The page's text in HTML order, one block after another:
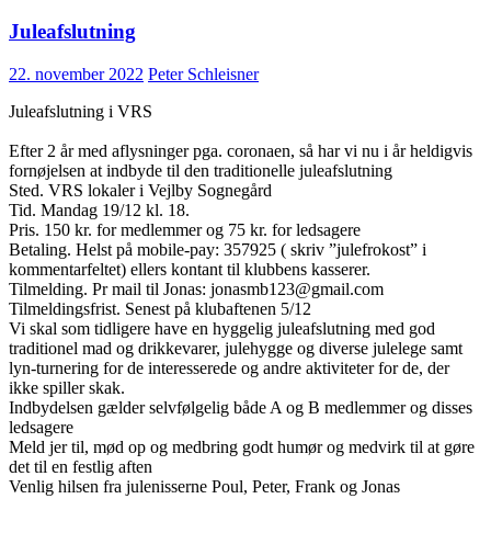
Juleafslutning
22. november 2022 Peter Schleisner
Juleafslutning i VRS
Efter 2 år med aflysninger pga. coronaen, så har vi nu i år heldigvis
fornøjelsen at indbyde til den traditionelle juleafslutning
Sted. VRS lokaler i Vejlby Sognegård
Tid. Mandag 19/12 kl. 18.
Pris. 150 kr. for medlemmer og 75 kr. for ledsagere
Betaling. Helst på mobile-pay: 357925 ( skriv ”julefrokost” i
kommentarfeltet) ellers kontant til klubbens kasserer.
Tilmelding. Pr mail til Jonas: jonasmb123@gmail.com
Tilmeldingsfrist. Senest på klubaftenen 5/12
Vi skal som tidligere have en hyggelig juleafslutning med god
traditionel mad og drikkevarer, julehygge og diverse julelege samt
lyn-turnering for de interesserede og andre aktiviteter for de, der
ikke spiller skak.
Indbydelsen gælder selvfølgelig både A og B medlemmer og disses
ledsagere
Meld jer til, mød op og medbring godt humør og medvirk til at gøre
det til en festlig aften
Venlig hilsen fra julenisserne Poul, Peter, Frank og Jonas